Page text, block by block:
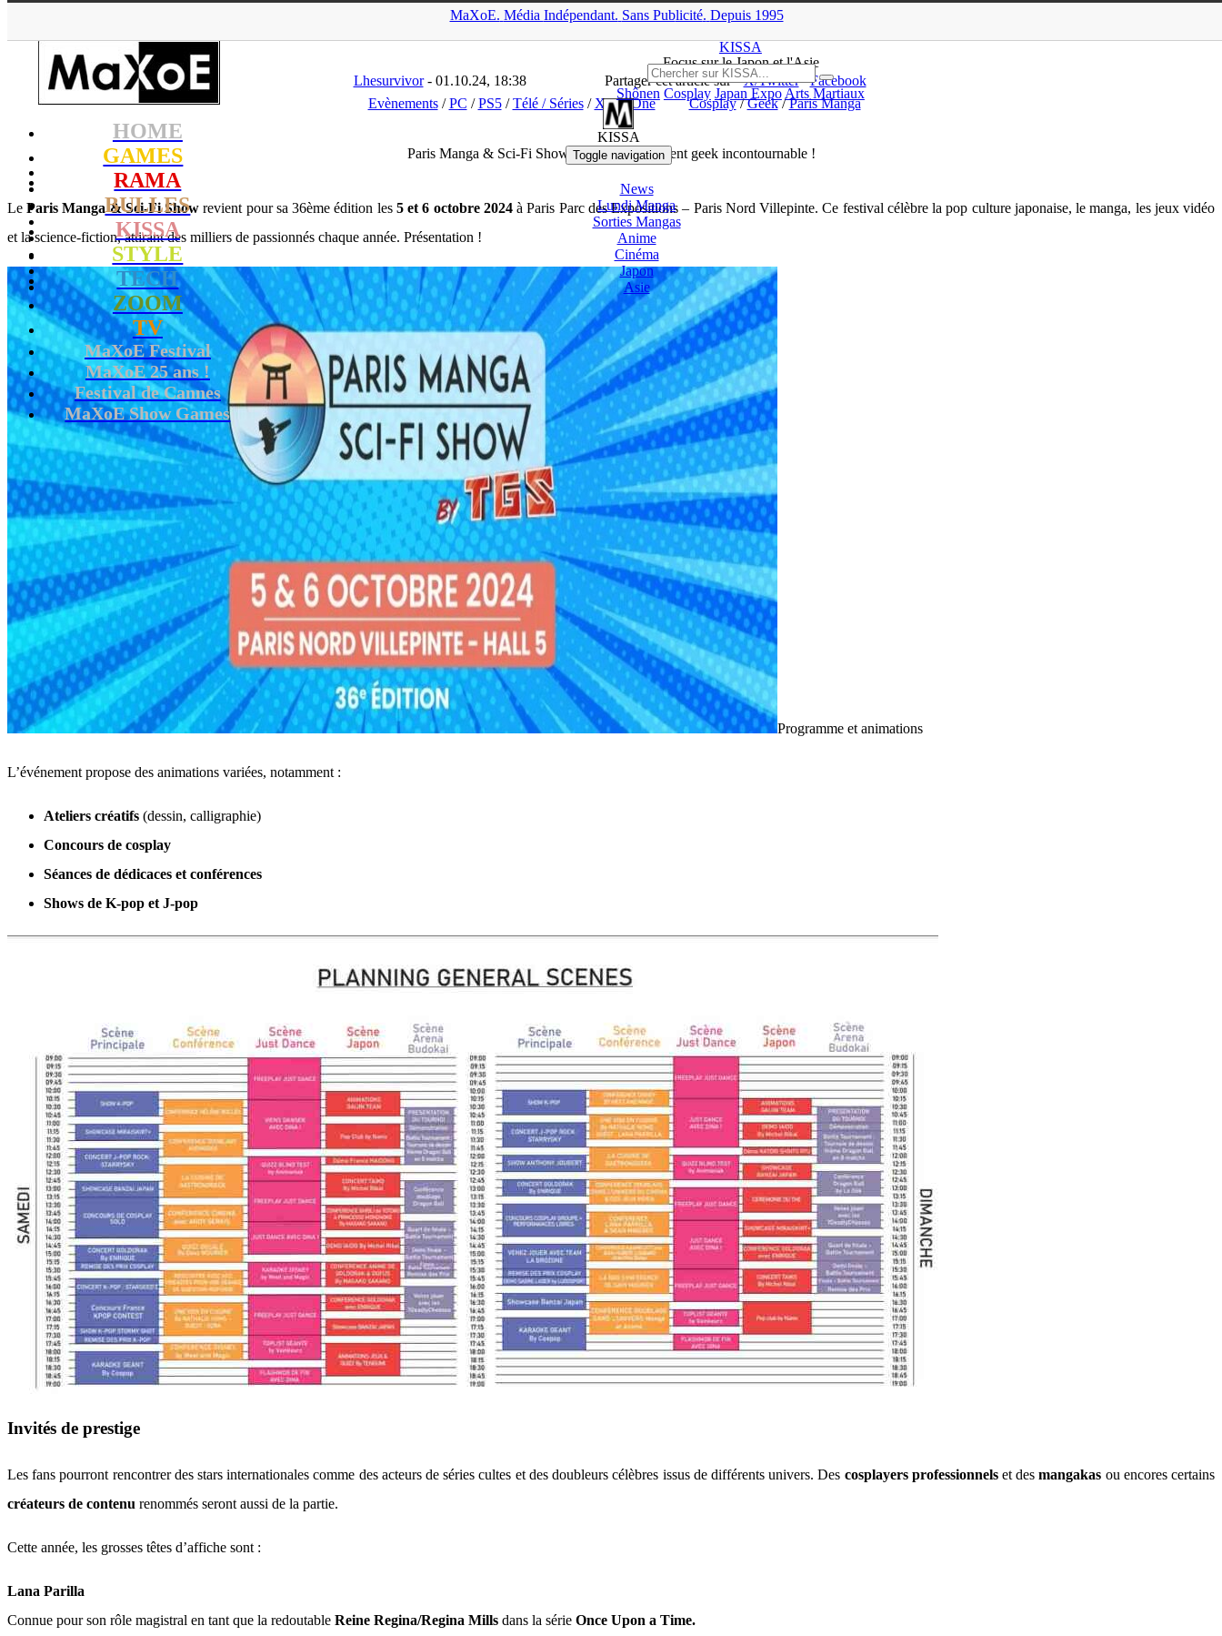
MaXoE. Média Indépendant. Sans Publicité. Depuis 1995
HOME
GAMES
RAMA
BULLES
KISSA
STYLE
TECH
ZOOM
TV
MaXoE Festival
MaXoE 25 ans !
Festival de Cannes
MaXoE Show Games
KISSA
Focus sur le Japon et l'Asie
Shônen Cosplay Japan Expo Arts Martiaux
KISSA
Toggle navigation
News
Lundi Manga
Sorties Mangas
Anime
Cinéma
Japon
Asie
▲
Lhesurvivor- 01.10.24, 18:38 Partager cet article sur X/Twitter
Facebook
Evènements/PC /PS5/Télé / Séries/ Xbox One Cosplay/Geek/Paris Manga
Paris Manga & Sci-Fi Show 2024 : L’événement geek incontournable !
LeParis Manga & Sci-Fi Show revient pour sa 36ème édition les 5 et 6 octobre 2024à Paris Parc des Expositions – Paris Nord Villepinte. Ce festival célèbre la pop culture japonaise, le manga, les jeux vidéo
et la science-fiction, attirant des milliers de passionnés chaque année. Présentation !
Programme et animations
L’événement propose des animations variées, notamment :
Ateliers créatifs (dessin, calligraphie)
Concours de cosplay
Séances de dédicaces et conférences
Shows de K-pop et J-pop
Invités de prestige
Les fans pourront rencontrer des stars internationales comme des acteurs de séries cultes et des doubleurs célèbres issus de différents univers. Des cosplayers professionnelset desmangakas ou encores certains
créateurs de contenu renommés seront aussi de la partie.
Cette année, les grosses têtes d’affiche sont :
Lana Parilla
Connue pour son rôle magistral en tant que la redoutable Reine Regina/Regina Mills dans la série Once Upon a Time.